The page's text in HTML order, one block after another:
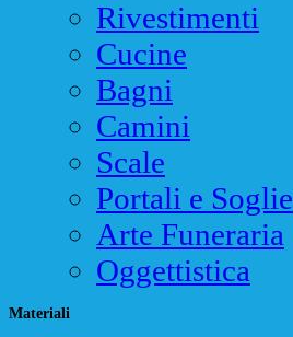
Rivestimenti
Cucine
Bagni
Camini
Scale
Portali e Soglie
Arte Funeraria
Oggettistica
Materiali